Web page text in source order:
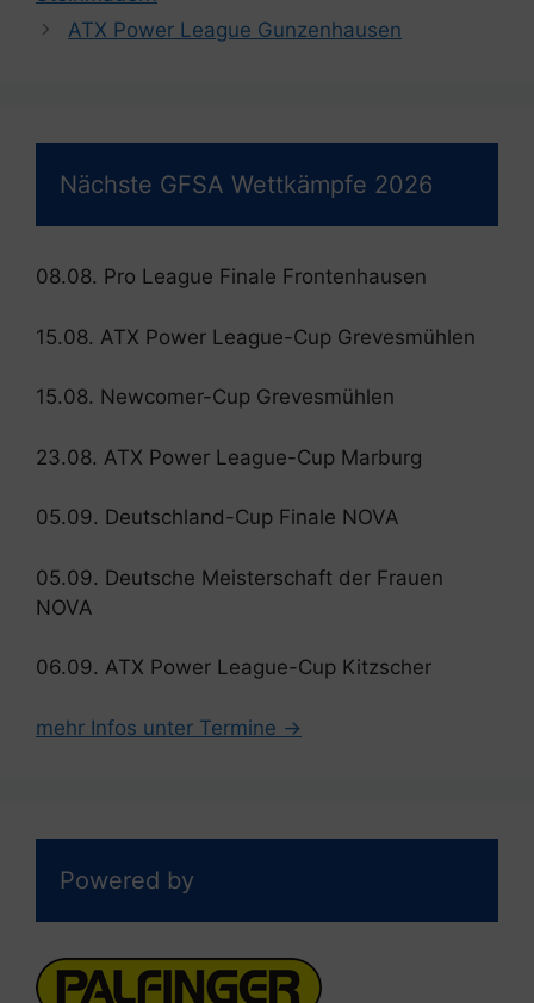
ATX Power League Gunzenhausen
Nächste GFSA Wettkämpfe 2026
08.08. Pro League Finale Frontenhausen
15.08. ATX Power League-Cup Grevesmühlen
15.08. Newcomer-Cup Grevesmühlen
23.08. ATX Power League-Cup Marburg
05.09. Deutschland-Cup Finale NOVA
05.09. Deutsche Meisterschaft der Frauen
NOVA
06.09. ATX Power League-Cup Kitzscher
mehr Infos unter Termine →
Powered by